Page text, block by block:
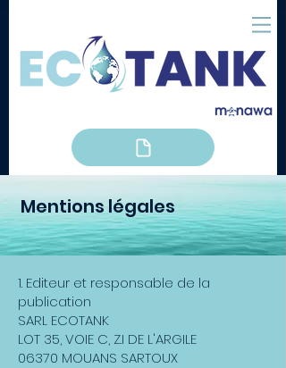
Mentions légales
1. Editeur et responsable de la
publication
SARL ECOTANK
LOT 35, VOIE C, Z.I DE L'ARGILE
06370 MOUANS SARTOUX